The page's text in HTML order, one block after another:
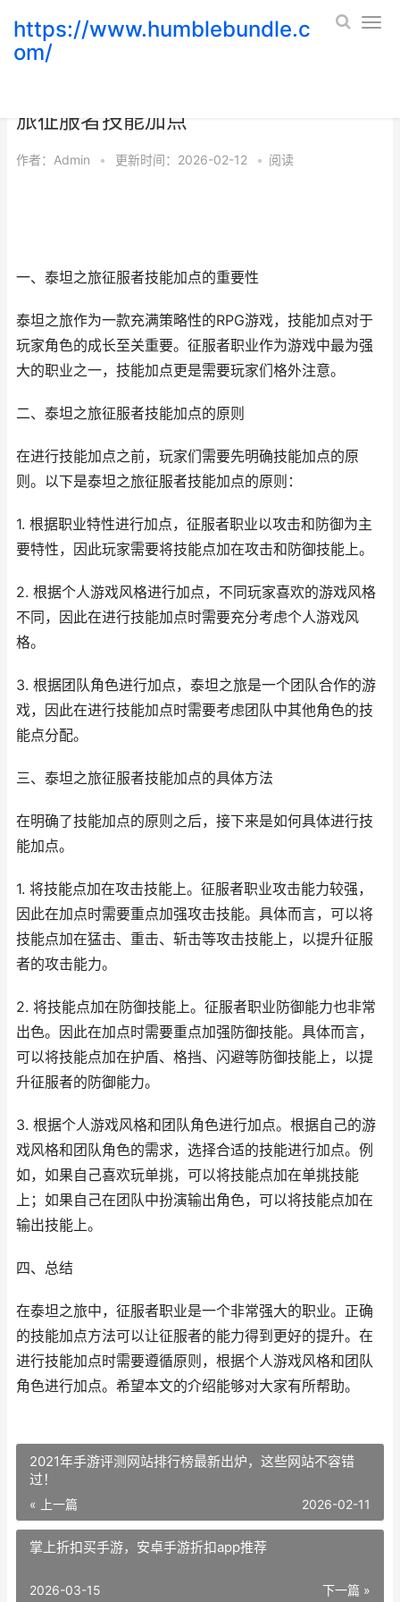
https://www.humblebundle.c
om/
旅征服者技能加点
作者： Admin • 更新时间：2026-02-12 • 阅读
一、泰坦之旅征服者技能加点的重要性
泰坦之旅作为一款充满策略性的RPG游戏，技能加点对于
玩家角色的成长至关重要。征服者职业作为游戏中最为强
大的职业之一，技能加点更是需要玩家们格外注意。
二、泰坦之旅征服者技能加点的原则
在进行技能加点之前，玩家们需要先明确技能加点的原
则。以下是泰坦之旅征服者技能加点的原则：
1. 根据职业特性进行加点，征服者职业以攻击和防御为主
要特性，因此玩家需要将技能点加在攻击和防御技能上。
2. 根据个人游戏风格进行加点，不同玩家喜欢的游戏风格
不同，因此在进行技能加点时需要充分考虑个人游戏风
格。
3. 根据团队角色进行加点，泰坦之旅是一个团队合作的游
戏，因此在进行技能加点时需要考虑团队中其他角色的技
能点分配。
三、泰坦之旅征服者技能加点的具体方法
在明确了技能加点的原则之后，接下来是如何具体进行技
能加点。
1. 将技能点加在攻击技能上。征服者职业攻击能力较强，
因此在加点时需要重点加强攻击技能。具体而言，可以将
技能点加在猛击、重击、斩击等攻击技能上，以提升征服
者的攻击能力。
2. 将技能点加在防御技能上。征服者职业防御能力也非常
出色。因此在加点时需要重点加强防御技能。具体而言，
可以将技能点加在护盾、格挡、闪避等防御技能上，以提
升征服者的防御能力。
3. 根据个人游戏风格和团队角色进行加点。根据自己的游
戏风格和团队角色的需求，选择合适的技能进行加点。例
如，如果自己喜欢玩单挑，可以将技能点加在单挑技能
上；如果自己在团队中扮演输出角色，可以将技能点加在
输出技能上。
四、总结
在泰坦之旅中，征服者职业是一个非常强大的职业。正确
的技能加点方法可以让征服者的能力得到更好的提升。在
进行技能加点时需要遵循原则，根据个人游戏风格和团队
角色进行加点。希望本文的介绍能够对大家有所帮助。
2021年手游评测网站排行榜最新出炉，这些网站不容错
过！
« 上一篇 2026-02-11
掌上折扣买手游，安卓手游折扣app推荐
下一篇 »
2026-03-15